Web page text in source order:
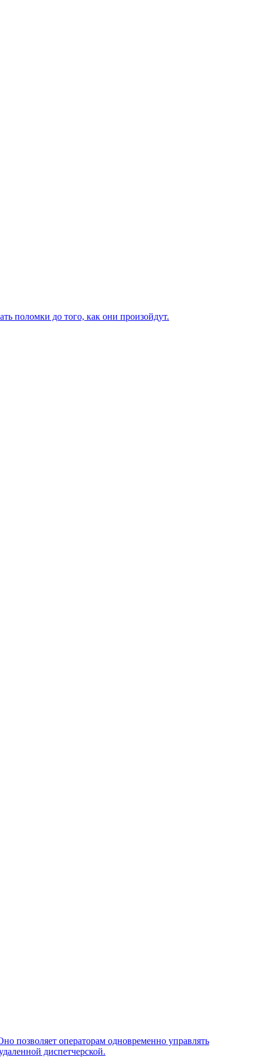
поломки до того, как они произойдут.
позволяет операторам одновременно управлять
диспетчерской.